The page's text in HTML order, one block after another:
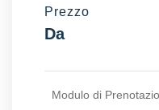
Prezzo
Da
Modulo di